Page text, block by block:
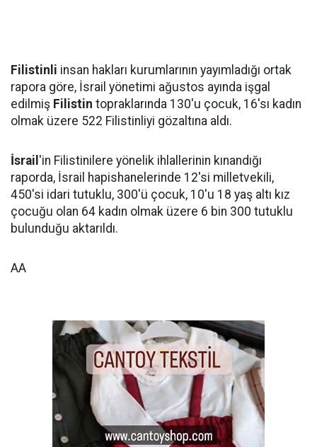
Filistinli insan hakları kurumlarının yayımladığı ortak
rapora göre, İsrail yönetimi ağustos ayında işgal
edilmiş Filistin topraklarında 130'u çocuk, 16'sı kadın
olmak üzere 522 Filistinliyi gözaltına aldı.
İsrail 'in Filistinilere yönelik ihlallerinin kınandığı
raporda, İsrail hapishanelerinde 12'si milletvekili,
450'si idari tutuklu, 300'ü çocuk, 10'u 18 yaş altı kız
çocuğu olan 64 kadın olmak üzere 6 bin 300 tutuklu
bulunduğu aktarıldı.
AA